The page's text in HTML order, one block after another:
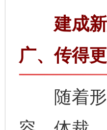
建成新
广、传得
随着形